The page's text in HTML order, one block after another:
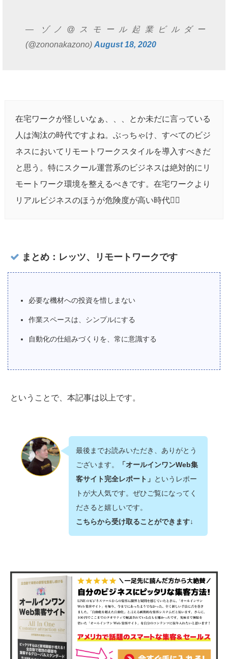
— ゾノ@スモール起業ビルダー
(@zononakazono) August 18, 2020
在宅ワークが怪しいなぁ、、、とか未だに言っている
人は淘汰の時代ですよね。ぶっちゃけ、すべてのビジ
ネスにおいてリモートワークスタイルを導入すべきだ
と思う。特にスクール運営系のビジネスは絶対的にリ
モートワーク環境を整えるべきです。在宅ワークより
リアルビジネスのほうが危険度が高い時代💁‍♂️
まとめ：レッツ、リモートワークです
必要な機材への投資を惜しまない
作業スペースは、シンプルにする
自動化の仕組みづくりを、常に意識する
ということで、本記事は以上です。
最後までお読みいただき、ありがとう
ございます。
「オールインワンWeb集
客サイト完全レポート」 というレポー
トが大人気です。ぜひご覧になってく
ださると嬉しいです。
こちらから受け取ることができます↓